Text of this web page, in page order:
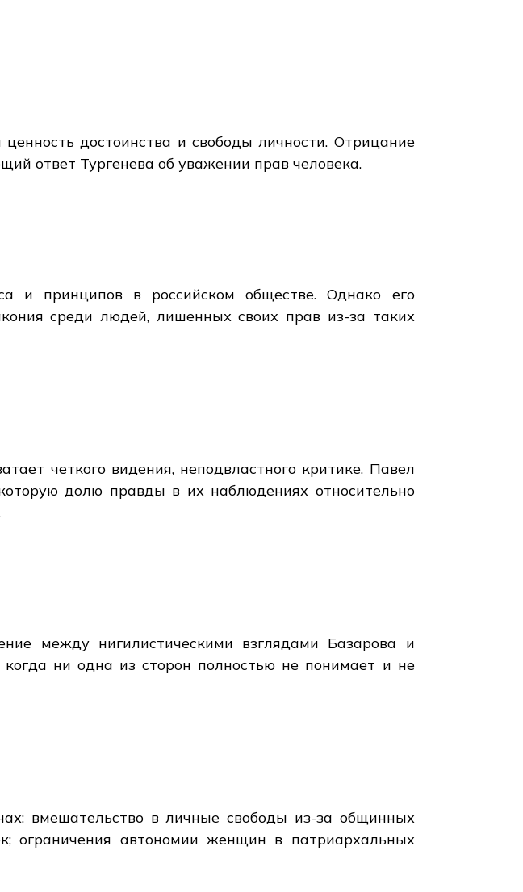
достоинства и свободы личности. Отрицание
ответ Тургенева об уважении прав человека.
и принципов в российском обществе. Однако его
среди людей, лишенных своих прав из-за таких
четкого видения, неподвластного критике. Павел
долю правды в их наблюдениях относительно
между нигилистическими взглядами Базарова и
ни одна из сторон полностью не понимает и не
вмешательство в личные свободы из-за общинных
ограничения автономии женщин в патриархальных